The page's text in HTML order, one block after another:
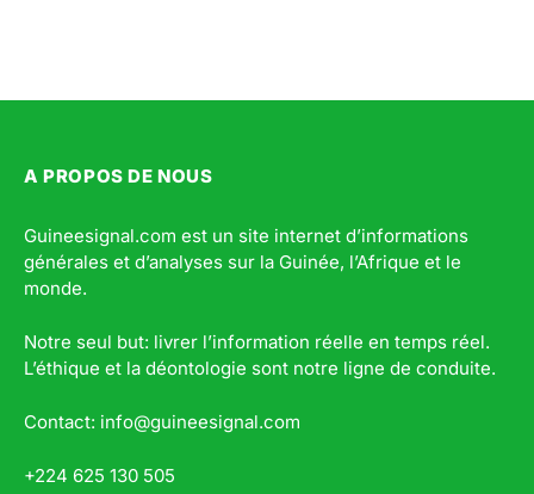
A PROPOS DE NOUS
Guineesignal.com est un site internet d’informations
générales et d’analyses sur la Guinée, l’Afrique et le
monde.
Notre seul but: livrer l’information réelle en temps réel.
L’éthique et la déontologie sont notre ligne de conduite.
Contact: info@guineesignal.com
+224 625 130 505